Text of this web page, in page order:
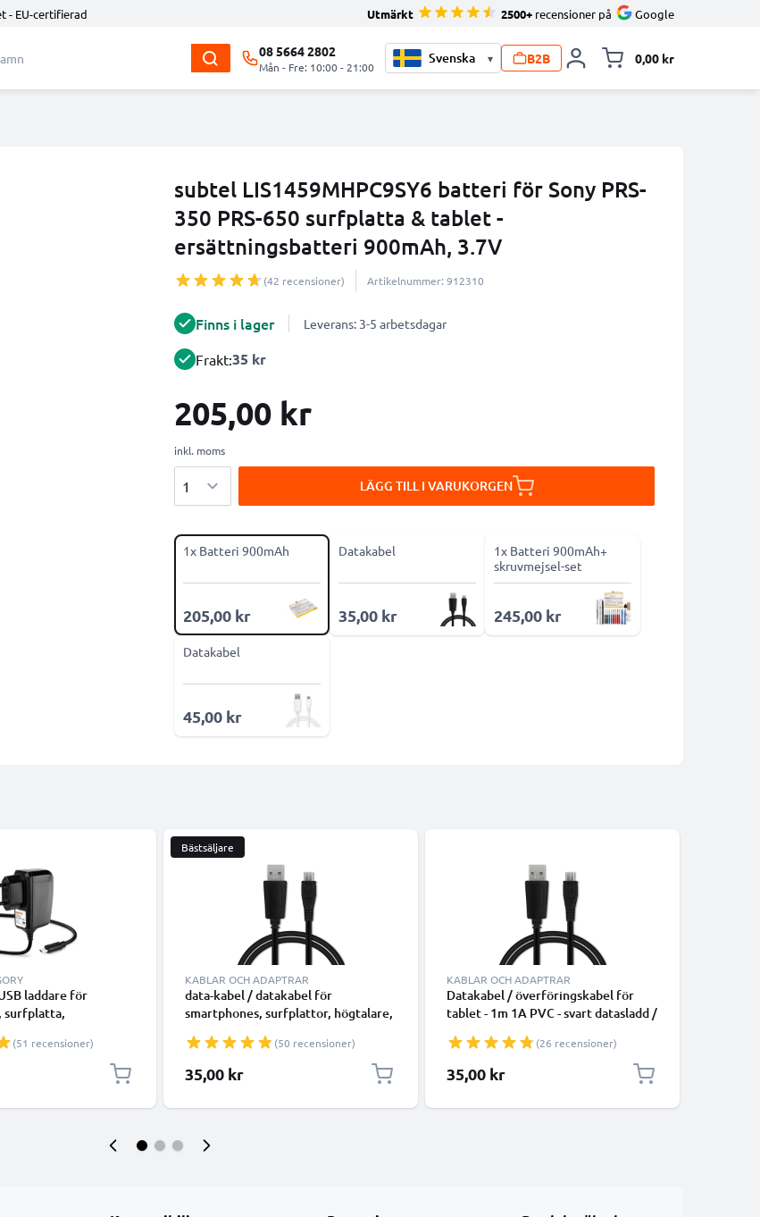
- EU-certifierad Utmärkt 2500+ recensioner på Google
08 5664 2802
Mån - Fre: 10:00 - 21:00
▾ B2B 0,00 kr
subtel LIS1459MHPC9SY6 batteri för Sony PRS-
350 PRS-650 surfplatta & tablet -
ersättningsbatteri 900mAh, 3.7V
(42 recensioner) Artikelnummer: 912310
Finns i lager Leverans: 3-5 arbetsdagar
Frakt:35 kr
205,00 kr
inkl. moms
LÄGG TILL I VARUKORGEN
1x Batteri 900mAh
205,00 kr
Datakabel
35,00 kr
1x Batteri 900mAh+
skruvmejsel-set
245,00 kr
Datakabel
45,00 kr
laddare för
surfplatta,
- 1A / 1000mA,
(51 recensioner)
Bästsäljare
KABLAR OCH ADAPTRAR
data-kabel / datakabel för
smartphones, surfplattor, högtalare,
hörlurar - 1m 1A överföringssladd
PVC Datakabel svart
(50 recensioner)
35,00 kr
KABLAR OCH ADAPTRAR
Datakabel / överföringskabel för
tablet - 1m 1A PVC - svart datasladd /
(26 recensioner)
35,00 kr